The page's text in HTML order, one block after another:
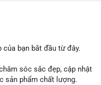
của bạn bắt đầu từ đây.
sóc sắc đẹp, cập nhật
sản phẩm chất lượng.